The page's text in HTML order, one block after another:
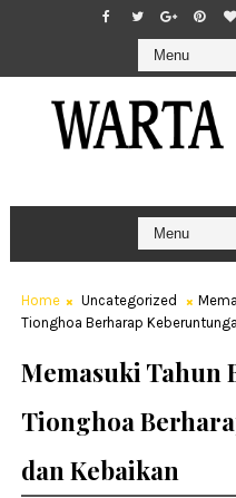
Home Uncategorized
Tionghoa Berharap
Memasuki Tahun
Tionghoa
dan Kebaikan